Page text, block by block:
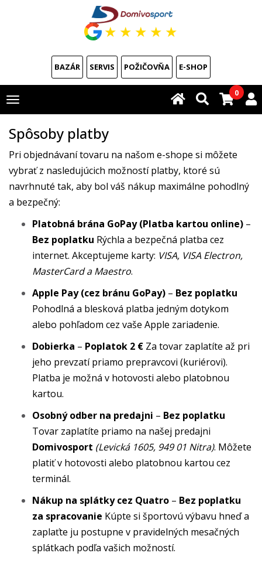
★ ★ ★ ★ ★
BAZÁR SERVIS POŽIČOVŇA E-SHOP
Toggle
navigation
0
Spôsoby platby
Pri objednávaní tovaru na našom e-shope si môžete
vybrať z nasledujúcich možností platby, ktoré sú
navrhnuté tak, aby bol váš nákup maximálne pohodlný
a bezpečný:
Platobná brána GoPay (Platba kartou online) –
Bez poplatku Rýchla a bezpečná platba cez
internet. Akceptujeme karty: VISA, VISA Electron,
MasterCard a Maestro.
Apple Pay (cez bránu GoPay) – Bez poplatku
Pohodlná a blesková platba jedným dotykom
alebo pohľadom cez vaše Apple zariadenie.
Dobierka – Poplatok 2 € Za tovar zaplatíte až pri
jeho prevzatí priamo prepravcovi (kuriérovi).
Platba je možná v hotovosti alebo platobnou
kartou.
Osobný odber na predajni – Bez poplatku
Tovar zaplatíte priamo na našej predajni
Domivosport (Levická 1605, 949 01 Nitra). Môžete
platiť v hotovosti alebo platobnou kartou cez
terminál.
Nákup na splátky cez Quatro – Bez poplatku
za spracovanie Kúpte si športovú výbavu hneď a
zaplaťte ju postupne v pravidelných mesačných
splátkach podľa vašich možností.